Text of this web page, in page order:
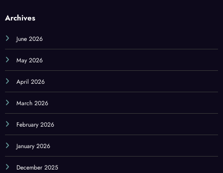
Archives
June 2026
May 2026
April 2026
March 2026
February 2026
January 2026
December 2025